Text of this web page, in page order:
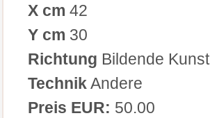
X cm 42
Y cm 30
Richtung Bildende Kunst
TechnikAndere
Preis EUR: 50.00